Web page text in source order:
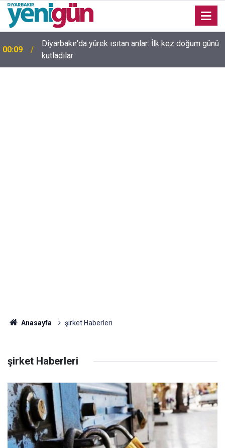
00:09
Diyarbakır'da yürek ısıtan anlar: İlk kez doğum günü
kutladılar
Anasayfa şirket Haberleri
şirket Haberleri